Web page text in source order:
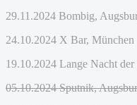
29.11.2024 Bombig,
24.10.2024 X Bar, München
19.10.2024 Lange Nacht
05.10.2024 Sputnik,